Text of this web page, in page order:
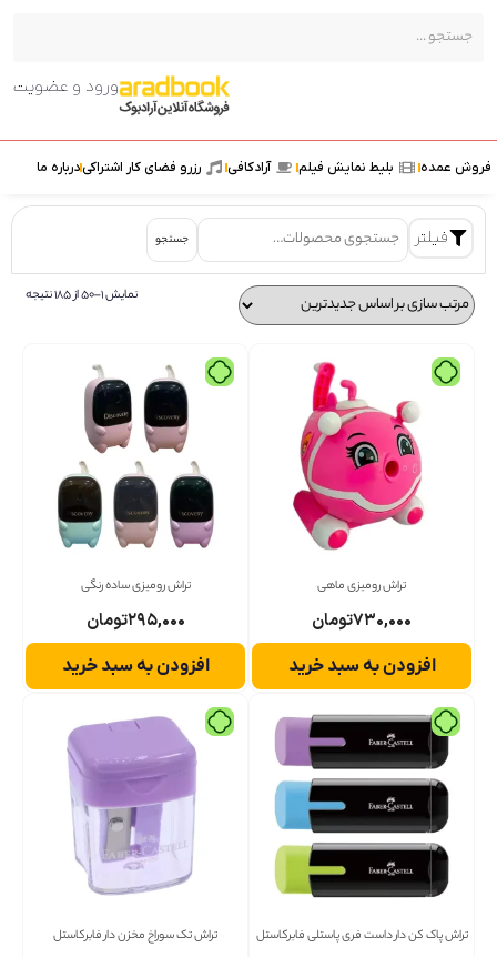
ورود و عضویت
عمده بلیط نمایش فیلم آرادکافی رزرو فضای کار اشتراکیدرباره ما
فیلتر جستجو
نمایش 1–50 از 185 نتیجه
تراش رومیزی ماهی
۷۳۰,۰۰۰تومان
افزودن به سبد خرید
تراش رومیزی ساده رنگی
۲۹۵,۰۰۰تومان
افزودن به سبد خرید
تراش پاک کن دار داست فری پاستلی فابرکاستل تراش تک سوراخ مخزن دار فابرکاستل